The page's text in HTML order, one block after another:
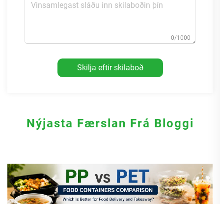
0/1000
Skilja eftir skilaboð
Nýjasta Færslan Frá Bloggi